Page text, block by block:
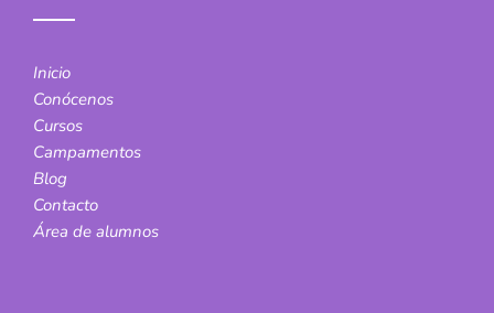
Inicio
Conócenos
Cursos
Campamentos
Blog
Contacto
Área de alumnos